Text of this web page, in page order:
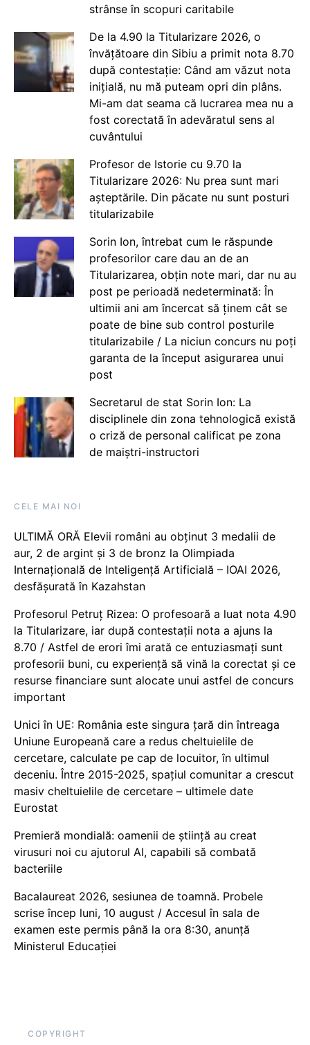
strânse în scopuri caritabile
De la 4.90 la Titularizare 2026, o
învățătoare din Sibiu a primit nota 8.70
după contestație: Când am văzut nota
inițială, nu mă puteam opri din plâns.
Mi-am dat seama că lucrarea mea nu a
fost corectată în adevăratul sens al
cuvântului
Profesor de Istorie cu 9.70 la
Titularizare 2026: Nu prea sunt mari
așteptările. Din păcate nu sunt posturi
titularizabile
Sorin Ion, întrebat cum le răspunde
profesorilor care dau an de an
Titularizarea, obțin note mari, dar nu au
post pe perioadă nedeterminată: În
ultimii ani am încercat să ținem cât se
poate de bine sub control posturile
titularizabile / La niciun concurs nu poți
garanta de la început asigurarea unui
post
Secretarul de stat Sorin Ion: La
disciplinele din zona tehnologică există
o criză de personal calificat pe zona
de maiștri-instructori
CELE MAI NOI
ULTIMĂ ORĂ Elevii români au obținut 3 medalii de
aur, 2 de argint și 3 de bronz la Olimpiada
Internațională de Inteligență Artificială – IOAI 2026,
desfășurată în Kazahstan
Profesorul Petruț Rizea: O profesoară a luat nota 4.90
la Titularizare, iar după contestații nota a ajuns la
8.70 / Astfel de erori îmi arată ce entuziasmați sunt
profesorii buni, cu experiență să vină la corectat și ce
resurse financiare sunt alocate unui astfel de concurs
important
Unici în UE: România este singura țară din întreaga
Uniune Europeană care a redus cheltuielile de
cercetare, calculate pe cap de locuitor, în ultimul
deceniu. Între 2015-2025, spațiul comunitar a crescut
masiv cheltuielile de cercetare – ultimele date
Eurostat
Premieră mondială: oamenii de știință au creat
virusuri noi cu ajutorul AI, capabili să combată
bacteriile
Bacalaureat 2026, sesiunea de toamnă. Probele
scrise încep luni, 10 august / Accesul în sala de
examen este permis până la ora 8:30, anunță
Ministerul Educației
COPYRIGHT